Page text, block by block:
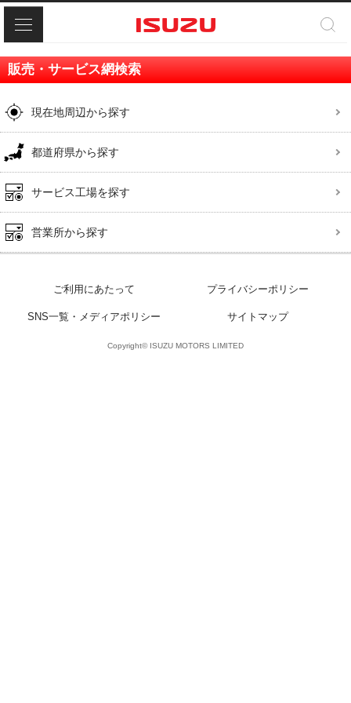
販売・サービス網検索
現在地周辺から探す
都道府県から探す
サービス工場を探す
営業所から探す
ご利用にあたって プライバシーポリシー
SNS一覧・メディアポリシー サイトマップ
Copyright© ISUZU MOTORS LIMITED